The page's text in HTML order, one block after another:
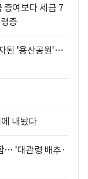
증여보다 세금 7
층
된 '용산공원'…
내놨다
… '대관령 배추·